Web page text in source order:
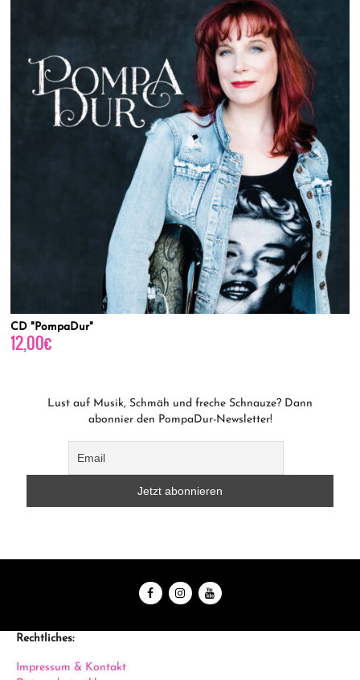
CD "PompaDur"
12,00€
Lust auf Musik, Schmäh und freche Schnauze? Dann
abonnier den PompaDur-Newsletter!
Rechtliches:
Impressum & Kontakt